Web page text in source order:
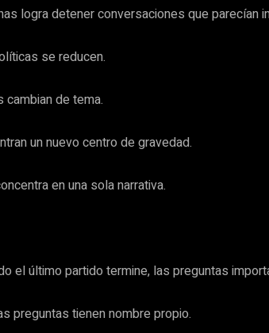
logra detener conversaciones que parecían
se reducen.
de tema.
un nuevo centro de gravedad.
en una sola narrativa.
el último partido termine, las preguntas
preguntas tienen nombre propio.